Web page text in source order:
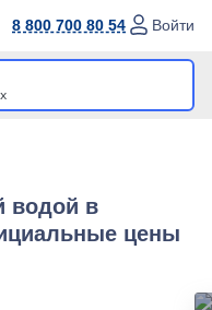
8 800 700 80 54 Войти
водой в
цены